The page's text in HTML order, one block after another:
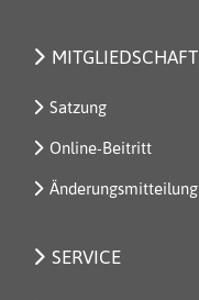
MITGLIEDSCHAFT
Satzung
Online-Beitritt
Änderungsmitteilung
SERVICE